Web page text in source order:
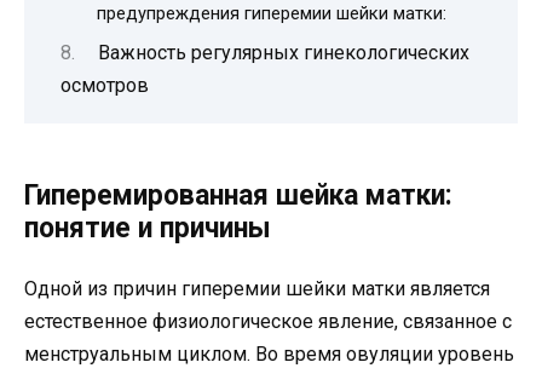
предупреждения гиперемии шейки матки:
Важность регулярных гинекологических
осмотров
Гиперемированная шейка матки:
понятие и причины
Одной из причин гиперемии шейки матки является
естественное физиологическое явление, связанное с
менструальным циклом. Во время овуляции уровень